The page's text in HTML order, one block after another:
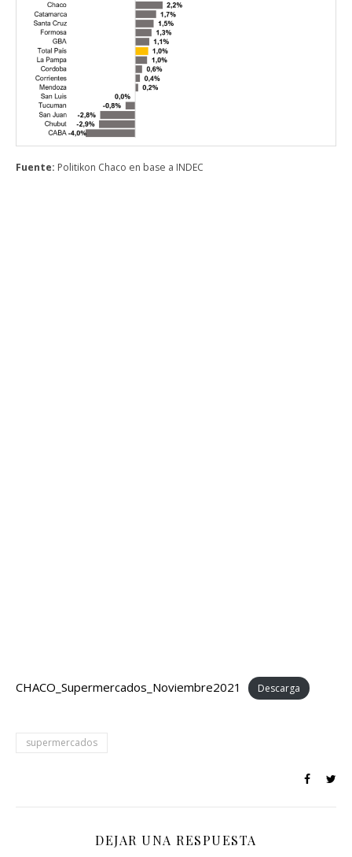
Fuente: Politikon Chaco en base a INDEC
CHACO_Supermercados_Noviembre2021 Descarga
supermercados
DEJAR UNA RESPUESTA